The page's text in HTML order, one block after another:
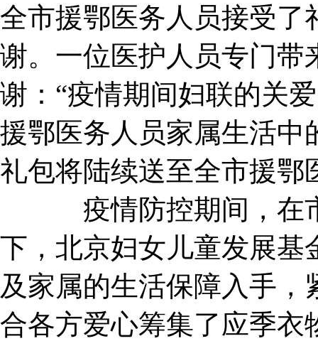
全市援鄂医务人员接受了
谢。一位医护人员专门带
谢：“疫情期间妇联的关
援鄂医务人员家属生活中
礼包将陆续送至全市
疫情防控期间，在市
下，北京妇女儿童发展基
及家属的生活保障入手
合各方爱心筹集了应季衣